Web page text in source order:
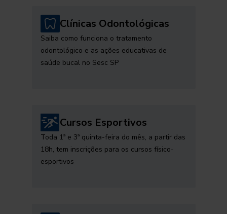
Clínicas Odontológicas
Saiba como funciona o tratamento
odontológico e as ações educativas de
saúde bucal no Sesc SP
Cursos Esportivos
Toda 1ª e 3ª quinta-feira do mês, a partir das
18h, tem inscrições para os cursos físico-
esportivos